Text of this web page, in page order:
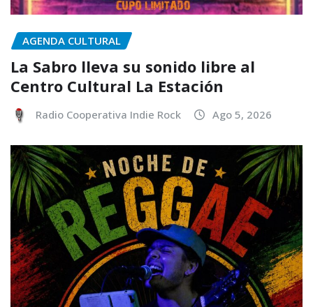
AGENDA CULTURAL
La Sabro lleva su sonido libre al
Centro Cultural La Estación
Radio Cooperativa Indie Rock Ago 5, 2026